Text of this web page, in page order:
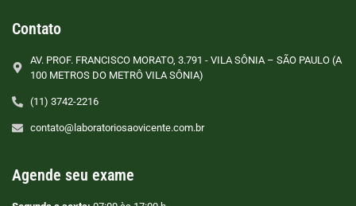
Contato
AV. PROF. FRANCISCO MORATO, 3.791 - VILA SÔNIA – SÃO PAULO (A
100 METROS DO METRÔ VILA SÔNIA)
(11) 3742-2216
contato@laboratoriosaovicente.com.br
Agende seu exame